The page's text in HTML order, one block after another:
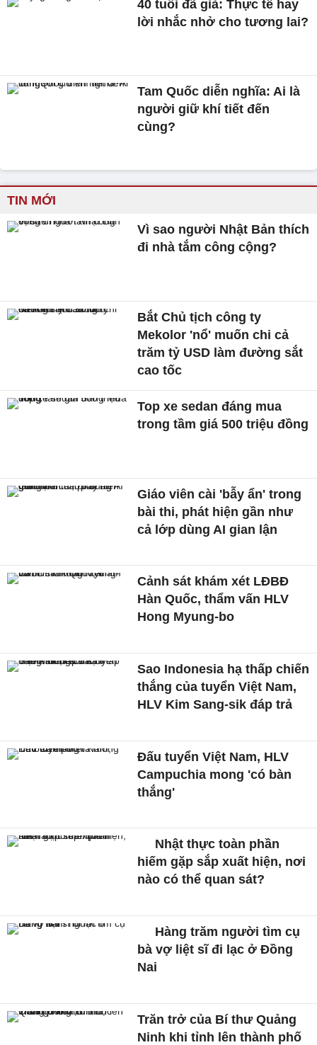
40 tuổi đã già: Thực tế hay
lời nhắc nhở cho tương lai?
Tam Quốc diễn nghĩa: Ai là
người giữ khí tiết đến
cùng?
TIN MỚI
Vì sao người Nhật Bản thích
đi nhà tắm công cộng?
Bắt Chủ tịch công ty
Mekolor 'nổ' muốn chi cả
trăm tỷ USD làm đường sắt
cao tốc
Top xe sedan đáng mua
trong tầm giá 500 triệu đồng
Giáo viên cài 'bẫy ẩn' trong
bài thi, phát hiện gần như
cả lớp dùng AI gian lận
Cảnh sát khám xét LĐBĐ
Hàn Quốc, thẩm vấn HLV
Hong Myung-bo
Sao Indonesia hạ thấp chiến
thắng của tuyển Việt Nam,
HLV Kim Sang-sik đáp trả
Đấu tuyển Việt Nam, HLV
Campuchia mong 'có bàn
thắng'
Nhật thực toàn phần
hiếm gặp sắp xuất hiện, nơi
nào có thể quan sát?
Hàng trăm người tìm cụ
bà vợ liệt sĩ đi lạc ở Đồng
Nai
Trăn trở của Bí thư Quảng
Ninh khi tỉnh lên thành phố